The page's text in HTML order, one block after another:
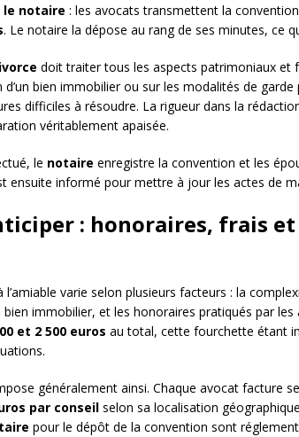
le notaire : les avocats transmettent la
. Le notaire la dépose au rang de ses minutes, ce
doit traiter tous les aspects patrimoniaux et
bien immobilier ou sur les modalités de
difficiles à résoudre. La rigueur dans la
véritablement apaisée.
le notaire enregistre la convention et les
ensuite informé pour mettre à jour les actes de
: honoraires, frais
l’amiable varie selon plusieurs facteurs : la
bien immobilier, et les honoraires pratiqués par
et 2 500 euros au total, cette fourchette étant
généralement ainsi. Chaque avocat facture
par conseil selon sa localisation
pour le dépôt de la convention sont